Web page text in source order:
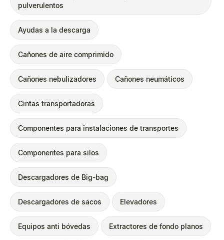
pulverulentos
Ayudas a la descarga
Cañones de aire comprimido
Cañones nebulizadores Cañones neumáticos
Cintas transportadoras
Componentes para instalaciones de transportes
Componentes para silos
Descargadores de Big-bag
Descargadores de sacos Elevadores
Equipos anti bóvedas Extractores de fondo planos